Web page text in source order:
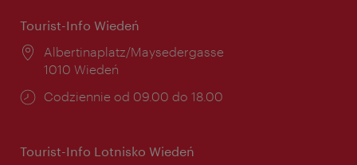
Tourist-Info Wiedeń
Miejsce:
Albertinaplatz/Maysedergasse
1010 Wiedeń
Godziny
Codziennie od 09.00 do 18.00
Tourist-Info Lotnisko Wiedeń